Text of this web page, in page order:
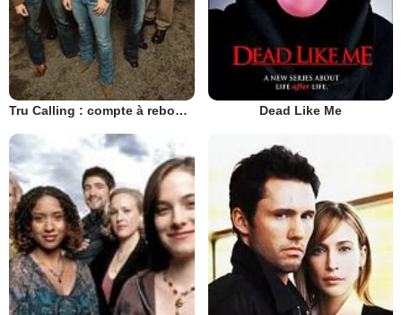
Tru Calling : compte à rebours Dead Like Me